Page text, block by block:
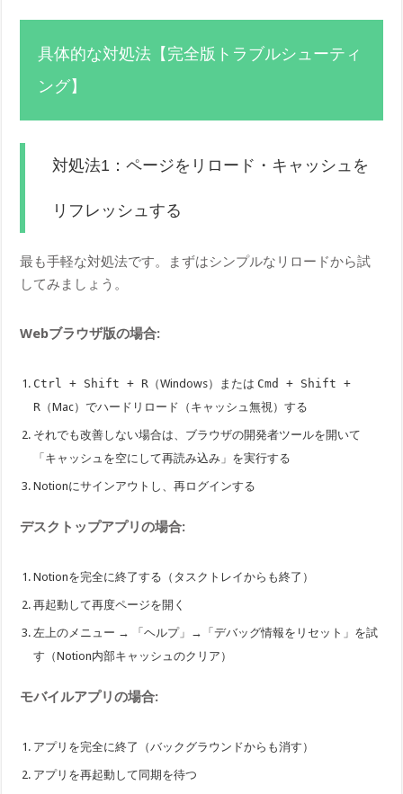
具体的な対処法【完全版トラブルシューティ
ング】
対処法1：ページをリロード・キャッシュを
リフレッシュする
最も手軽な対処法です。まずはシンプルなリロードから試
してみましょう。
Webブラウザ版の場合:
Ctrl + Shift + R （Windows）または Cmd + Shift +
R （Mac）でハードリロード（キャッシュ無視）する
それでも改善しない場合は、ブラウザの開発者ツールを開いて
「キャッシュを空にして再読み込み」を実行する
Notionにサインアウトし、再ログインする
デスクトップアプリの場合:
Notionを完全に終了する（タスクトレイからも終了）
再起動して再度ページを開く
左上のメニュー → 「ヘルプ」→「デバッグ情報をリセット」を試
す（Notion内部キャッシュのクリア）
モバイルアプリの場合:
アプリを完全に終了（バックグラウンドからも消す）
アプリを再起動して同期を待つ